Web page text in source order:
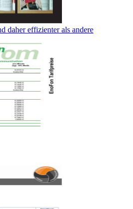
daher effizienter als andere